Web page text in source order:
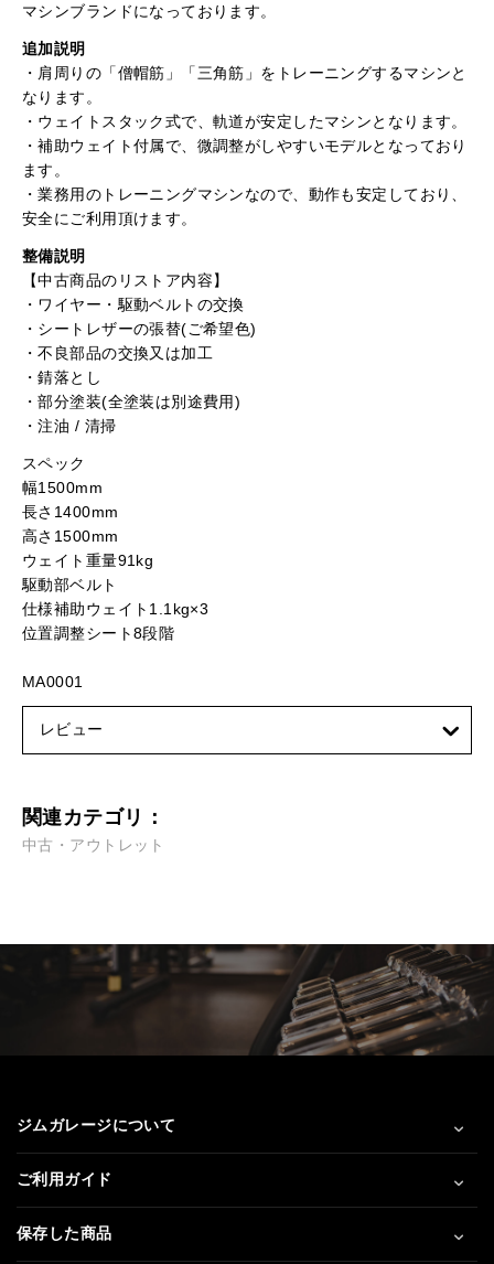
マシンブランドになっております。
追加説明
・肩周りの「僧帽筋」「三角筋」をトレーニングするマシンと
なります。
・ウェイトスタック式で、軌道が安定したマシンとなります。
・補助ウェイト付属で、微調整がしやすいモデルとなっており
ます。
・業務用のトレーニングマシンなので、動作も安定しており、
安全にご利用頂けます。
整備説明
【中古商品のリストア内容】
・ワイヤー・駆動ベルトの交換
・シートレザーの張替(ご希望色)
・不良部品の交換又は加工
・錆落とし
・部分塗装(全塗装は別途費用)
・注油 / 清掃
スペック
幅1500mm
長さ1400mm
高さ1500mm
ウェイト重量91kg
駆動部ベルト
仕様補助ウェイト1.1kg×3
位置調整シート8段階
MA0001
レビュー
関連カテゴリ：
中古・アウトレット
ジムガレージについて
ご利用ガイド
保存した商品